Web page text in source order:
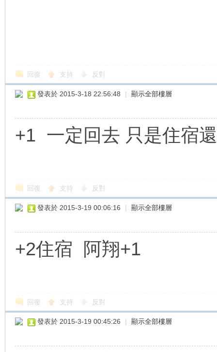
回復 支持 反對
發表於 2015-3-18 22:56:48 | 顯示全部樓層
+1 一定回去 只是住宿
回復 支持 反對
發表於 2015-3-19 00:06:16 | 顯示全部樓層
+2住宿 阿翔+1
回復 支持 反對
發表於 2015-3-19 00:45:26 | 顯示全部樓層